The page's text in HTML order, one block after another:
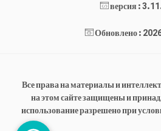
версия :
Обновлено :
Все права на материалы и
на этом сайте защищены и
использование разрешено при